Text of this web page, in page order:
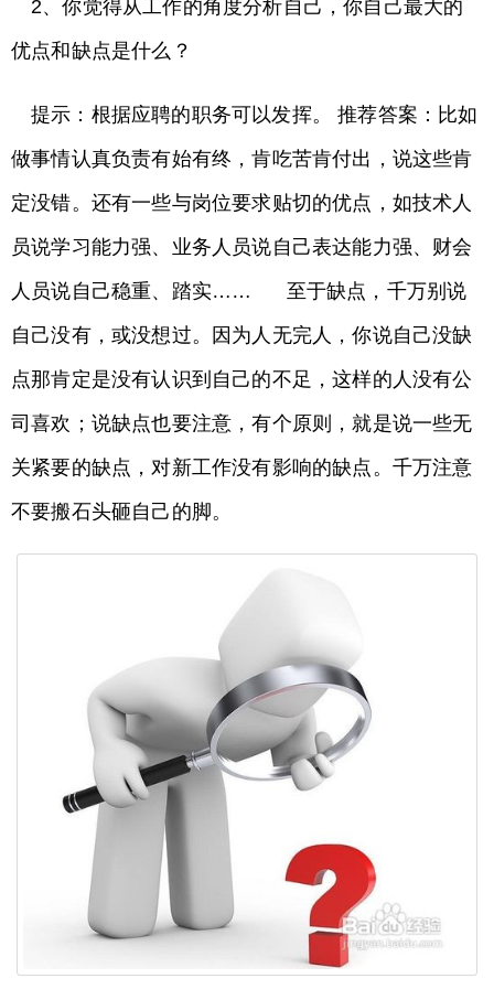
2、你觉得从工作的角度分析自己，你自己最大的
优点和缺点是什么？
提示：根据应聘的职务可以发挥。 推荐答案：比如
做事情认真负责有始有终，肯吃苦肯付出，说这些肯
定没错。还有一些与岗位要求贴切的优点，如技术人
员说学习能力强、业务人员说自己表达能力强、财会
人员说自己稳重、踏实…… 至于缺点，千万别说
自己没有，或没想过。因为人无完人，你说自己没缺
点那肯定是没有认识到自己的不足，这样的人没有公
司喜欢；说缺点也要注意，有个原则，就是说一些无
关紧要的缺点，对新工作没有影响的缺点。千万注意
不要搬石头砸自己的脚。